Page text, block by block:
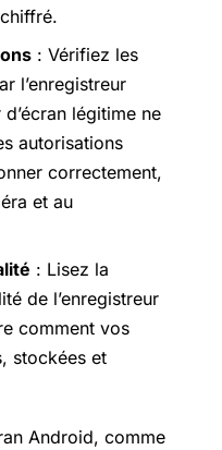
: Vérifiez les
l’enregistreur
légitime ne
autorisations
correctement,
et au
: Lisez la
de l’enregistreur
comment vos
stockées et
Android, comme